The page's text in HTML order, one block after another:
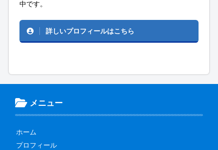
中です。
詳しいプロフィールはこちら
メニュー
ホーム
プロフィール